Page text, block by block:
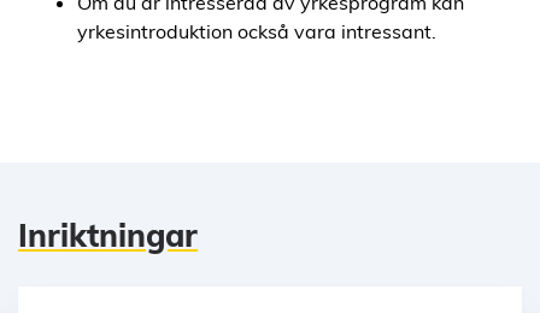
yrkesintroduktion också vara intressant.
Inriktningar